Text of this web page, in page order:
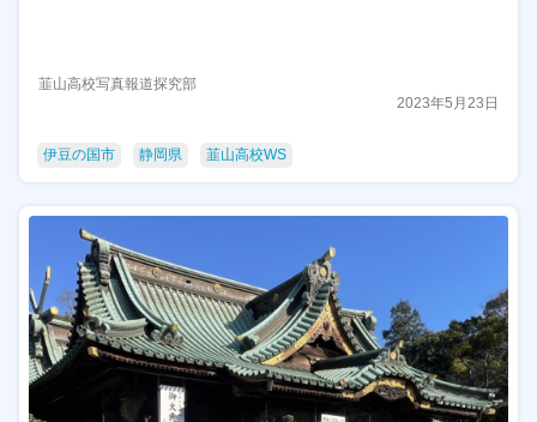
韮山高校写真報道探究部
2023年5月23日
伊豆の国市 静岡県 韮山高校WS